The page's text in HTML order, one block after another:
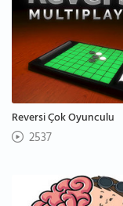
Reversi Çok Oyunculu
2537